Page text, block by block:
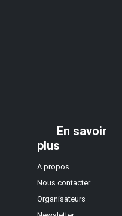
En savoir
plus
A propos
Nous contacter
Organisateurs